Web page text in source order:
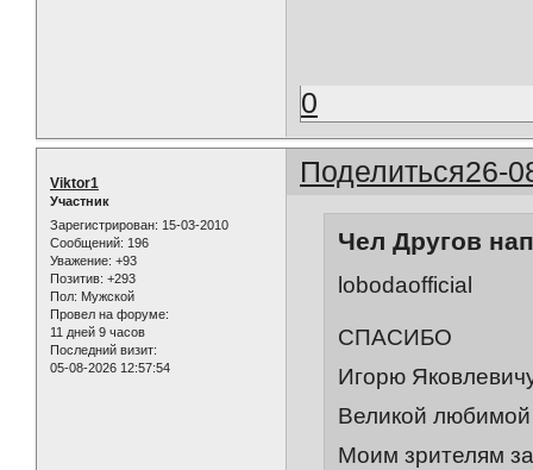
0
Поделиться26-
Viktor1
Участник
Зарегистрирован: 15-03-2010
Сообщений: 196
Уважение: +93
Позитив: +293
Пол: Мужской
Провел на форуме:
11 дней 9 часов
Последний визит:
05-08-2026 12:57:54
Чел Другов
lobodaofficial
СПАСИБО
Игорю
Великой
Моим зрителям